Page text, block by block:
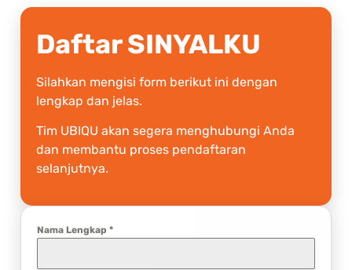
Daftar SINYALKU
Silahkan mengisi form berikut ini dengan
lengkap dan jelas.
Tim UBIQU akan segera menghubungi Anda
dan membantu proses pendaftaran
selanjutnya.
Nama Lengkap *